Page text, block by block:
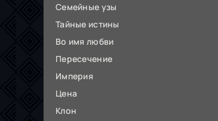
Семейные узы
Тайные истины
Во имя любви
Пересечение
Империя
Цена
Клон